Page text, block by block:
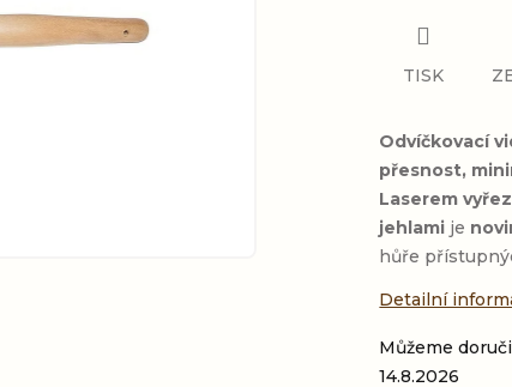
Můžeme
14.8.2026
Odvíčkovací
přesnost,
Laserem
jehlami je
hůře
Detailní
TISK